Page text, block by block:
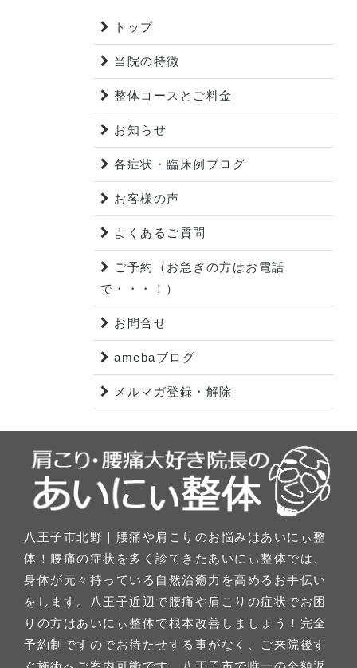
トップ
当院の特徴
整体コースとご料金
お知らせ
各症状・臨床例ブログ
お客様の声
よくあるご質問
ご予約（お急ぎの方はお電話
で・・・！）
お問合せ
amebaブログ
メルマガ登録・解除
八王子市北野｜腰痛や肩こりのお悩みはあいにぃ整
体！腰痛の症状を多く診てきたあいにぃ整体では、
身体が元々持っている自然治癒力を高めるお手伝い
をします。八王子近辺で腰痛や肩こりの症状でお困
りの方はあいにぃ整体で根本改善しましょう！完全
予約制ですのでお待たせする事がなく、ご来院後す